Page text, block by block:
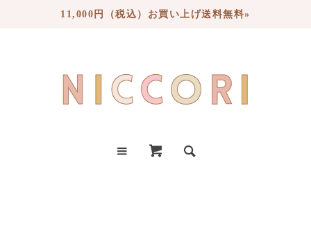
11,000円（税込）お買い上げ送料無料»